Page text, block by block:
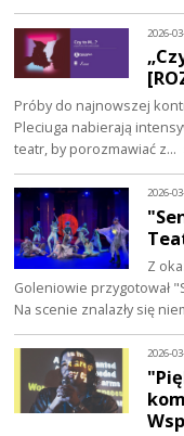
2026-
Próby do najnowszej
Pleciuga nabierają
teatr, by porozmawiać z…
2026-
Z
Goleniowie przygotował
Na scenie znalazły się
2026-